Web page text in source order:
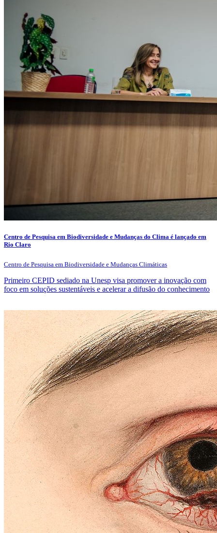
Centro de Pesquisa em Biodiversidade e Mudanças do Clima é lançado em
Rio Claro
Centro de Pesquisa em Biodiversidade e Mudanças Climáticas
Primeiro CEPID sediado na Unesp visa promover a inovação com
foco em soluções sustentáveis e acelerar a difusão do conhecimento